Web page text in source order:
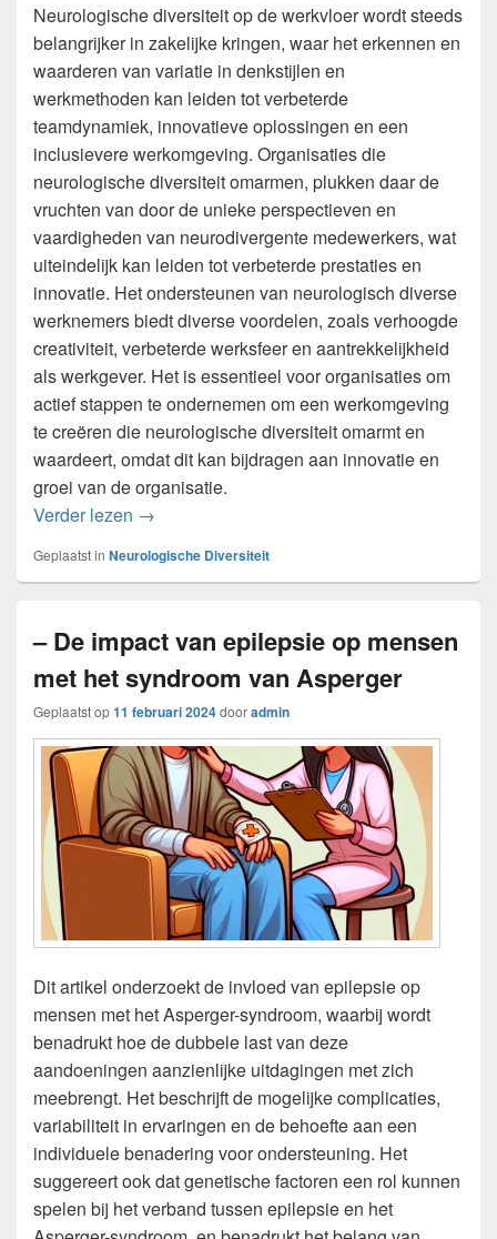
Neurologische diversiteit op de werkvloer wordt steeds
belangrijker in zakelijke kringen, waar het erkennen en
waarderen van variatie in denkstijlen en
werkmethoden kan leiden tot verbeterde
teamdynamiek, innovatieve oplossingen en een
inclusievere werkomgeving. Organisaties die
neurologische diversiteit omarmen, plukken daar de
vruchten van door de unieke perspectieven en
vaardigheden van neurodivergente medewerkers, wat
uiteindelijk kan leiden tot verbeterde prestaties en
innovatie. Het ondersteunen van neurologisch diverse
werknemers biedt diverse voordelen, zoals verhoogde
creativiteit, verbeterde werksfeer en aantrekkelijkheid
als werkgever. Het is essentieel voor organisaties om
actief stappen te ondernemen om een werkomgeving
te creëren die neurologische diversiteit omarmt en
waardeert, omdat dit kan bijdragen aan innovatie en
groei van de organisatie.
Verder lezen Het belang van neurologische diversiteit op
→
Geplaatst in Neurologische Diversiteit
– De impact van epilepsie op mensen
met het syndroom van Asperger
Geplaatst op11 februari 2024dooradmin
Dit artikel onderzoekt de invloed van epilepsie op
mensen met het Asperger-syndroom, waarbij wordt
benadrukt hoe de dubbele last van deze
aandoeningen aanzienlijke uitdagingen met zich
meebrengt. Het beschrijft de mogelijke complicaties,
variabiliteit in ervaringen en de behoefte aan een
individuele benadering voor ondersteuning. Het
suggereert ook dat genetische factoren een rol kunnen
spelen bij het verband tussen epilepsie en het